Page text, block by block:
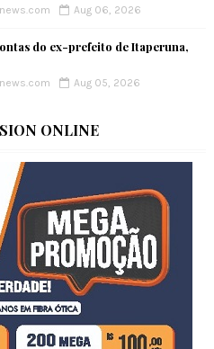
Aug 06, 2026
do ex-prefeito de Itaperuna,
Aug 05, 2026
ONLINE